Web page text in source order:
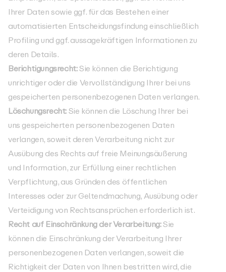
Ihrer Daten sowie ggf. für das Bestehen einer
automatisierten Entscheidungsfindung einschließlich
Profiling und ggf. aussagekräftigen Informationen zu
deren Details.
Berichtigungsrecht:Sie können die Berichtigung
unrichtiger oder die Vervollständigung Ihrer bei uns
gespeicherten personenbezogenen Daten verlangen.
Löschungsrecht:Sie können die Löschung Ihrer bei
uns gespeicherten personenbezogenen Daten
verlangen, soweit deren Verarbeitung nicht zur
Ausübung des Rechts auf freie Meinungsäußerung
und Information, zur Erfüllung einer rechtlichen
Verpflichtung, aus Gründen des öffentlichen
Interesses oder zur Geltendmachung, Ausübung oder
Verteidigung von Rechtsansprüchen erforderlich ist.
Recht auf Einschränkung der Verarbeitung:Sie
können die Einschränkung der Verarbeitung Ihrer
personenbezogenen Daten verlangen, soweit die
Richtigkeit der Daten von Ihnen bestritten wird, die